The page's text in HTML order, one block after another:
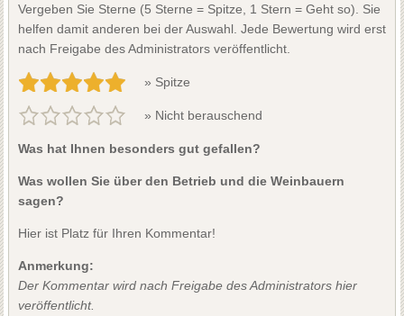
Vergeben Sie Sterne (5 Sterne = Spitze, 1 Stern = Geht so). Sie
helfen damit anderen bei der Auswahl. Jede Bewertung wird erst
nach Freigabe des Administrators veröffentlicht.
» Spitze
» Nicht berauschend
Was hat Ihnen besonders gut gefallen?
Was wollen Sie über den Betrieb und die Weinbauern
sagen?
Hier ist Platz für Ihren Kommentar!
Anmerkung:
Der Kommentar wird nach Freigabe des Administrators hier
veröffentlicht.